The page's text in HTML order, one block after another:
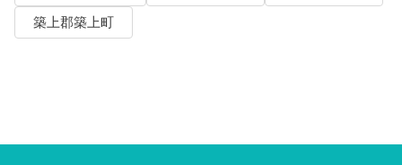
築上郡築上町